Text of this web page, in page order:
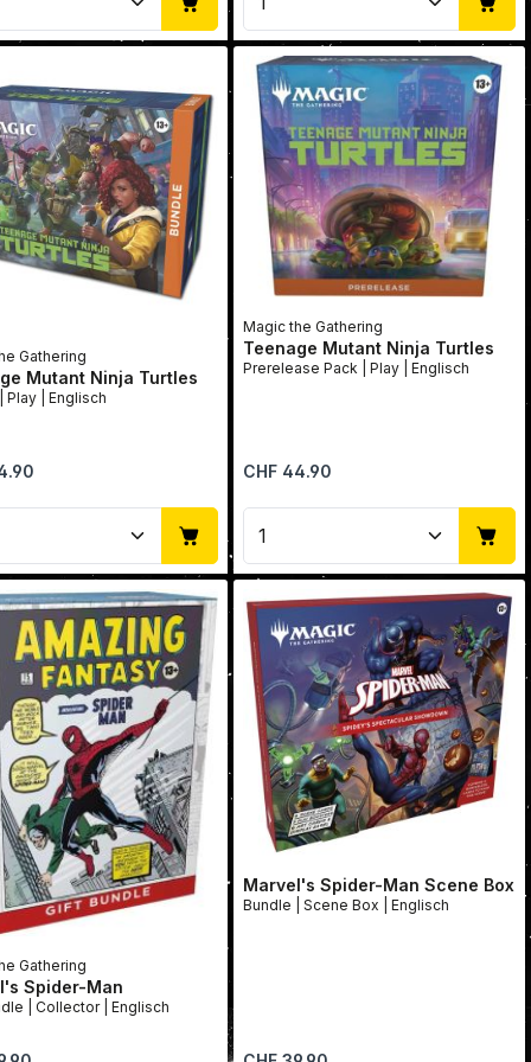
benutze die Schaltflächen um
Wert ein oder benutze
Gathering
Mutant Ninja Turtles
Bundle | Play | Englisch
Preis:
Anzahl: Gib den gewünschten
Magic the Gathering
Teenage Mutant Ninja Turtles
Prerelease Pack | Play | Englisch
Regulärer Preis:
CHF 44.90
Produkt Anzahl:
Gathering
Spider-Man
Gift Bundle | Collector | Englisch
Preis:
Marvel's Spider-Man Scene Box
Bundle | Scene Box | Englisch
Regulärer Preis: